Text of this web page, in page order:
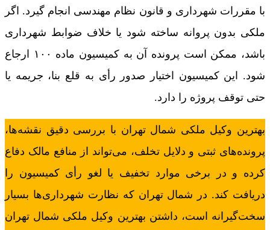
با مقررات شهرداری و قانون نظام مهندسی انجام گیرد. اگر
ملکی بدون پروانه ساخته شود یا خلاف ضوابط شهرداری
باشد، ممکن است پرونده آن به کمیسیون ماده ۱۰۰ ارجاع
شود. این کمیسیون‌ اختیار صدور رأی به قلع بنا، جریمه یا
حتی توقف پروژه را دارد.
بهترین وکیل ملکی شمال تهران با بررسی دقیق نقشه‌ها،
پرونده‌های ثبتی و دلایل تخلف، می‌تواند از منافع مالک دفاع
کرده و در برخی موارد تخفیف یا لغو رأی کمیسیون را
دریافت کند. در شمال تهران که نظارت شهرداری‌ها بسیار
سخت‌گیرانه است، داشتن بهترین وکیل ملکی شمال تهران